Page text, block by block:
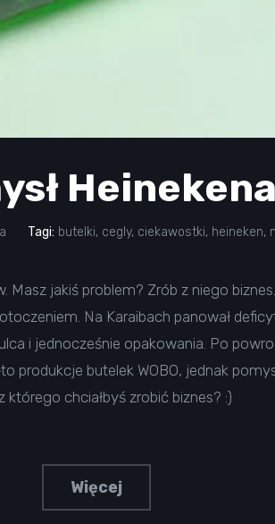
Heinekena
Tagi: butelki, cegly, ciekawostki, heineken,
jakiś problem? Zrób z niego
Na Karaibach panował
i jednocześnie opakowania. Po
produkcje butelek WOBO, jednak
chciałbyś zrobić biznes? :)
Więcej